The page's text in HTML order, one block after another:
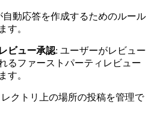
自動応答を作成するためのルール
す。
ビュー承認: ユーザーがレビュー
るファーストパーティレビュー
す。
クトリ上の場所の投稿を管理で